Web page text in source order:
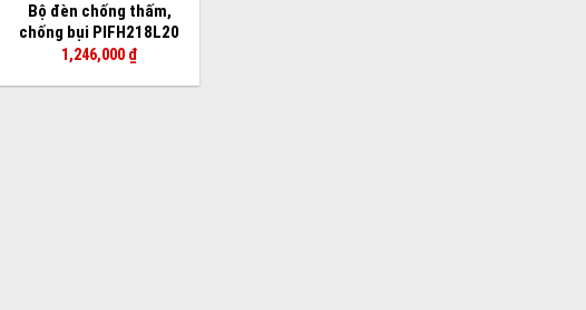
Bộ đèn chống thấm,
chống bụi PIFH218L20
1,246,000 ₫